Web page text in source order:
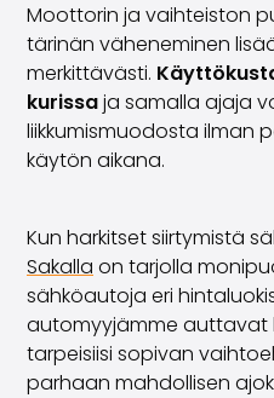
Moottorin ja vaihteiston
tärinän väheneminen
merkittävästi.
kurissaja samalla ajaja
liikkumismuodosta ilman
käytön aikana.
Kun harkitset siirtymistä
Sakalla on tarjolla
sähköautoja eri
automyyjämme auttavat
tarpeisiisi sopivan
parhaan mahdollisen